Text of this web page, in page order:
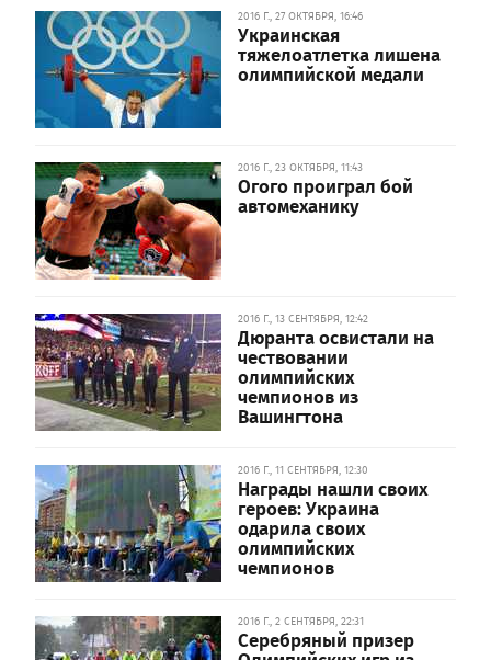
2016 Г., 27 ОКТЯБРЯ, 16:46
Украинская
тяжелоатлетка лишена
олимпийской медали
2016 Г., 23 ОКТЯБРЯ, 11:43
Огого проиграл бой
автомеханику
2016 Г., 13 СЕНТЯБРЯ, 12:42
Дюранта освистали на
чествовании
олимпийских
чемпионов из
Вашингтона
2016 Г., 11 СЕНТЯБРЯ, 12:30
Награды нашли своих
героев: Украина
одарила своих
олимпийских
чемпионов
2016 Г., 2 СЕНТЯБРЯ, 22:31
Серебряный призер